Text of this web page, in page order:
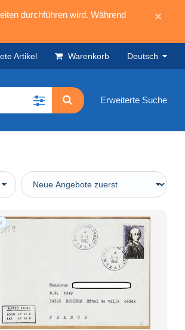
durchführen wird. Während
×
Artikel Warenkorb Deutsch
Erweiterte Suche